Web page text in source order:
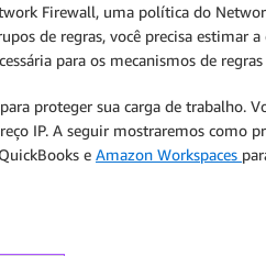
Firewall, uma política do
de regras, você precisa estimar
para os mecanismos de regras
proteger sua carga de trabalho.
IP. A seguir mostraremos como
e Amazon Workspaces